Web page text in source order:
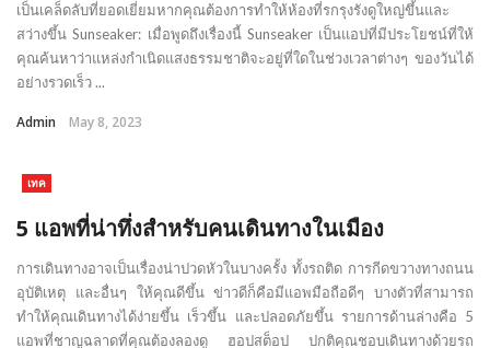
เป็นเคล็ดลับที่ยอดเยี่ยมหากคุณต้องการทำให้ห้องที่รกรุงรังดูใหญ่ขึ้นและ
สว่างขึ้น Sunseaker: เมื่อพูดถึงเรื่องนี้ Sunseaker เป็นแอปที่มีประโยชน์ที่ให้
คุณค้นหาว่าแหล่งกำเนิดแสงธรรมชาติจะอยู่ที่ใดในช่วงเวลาต่างๆ ของวันได้
อย่างรวดเร็ว ...
Admin May 8, 2023
เทค
5 แอพที่น่าทึ่งสำหรับคนเดินทางในเมือง
การเดินทางอาจเป็นเรื่องน่าปวดหัวในบางครั้ง ทั้งรถติด การกีดขวางทางถนน
อุบัติเหตุ และอื่นๆ ให้คุณดีขึ้น ข่าวดีก็คือมีแอพมือถือดีๆ บางตัวที่สามารถ
ทำให้คุณเดินทางได้ง่ายขึ้น เร็วขึ้น และปลอดภัยขึ้น รายการด้านล่างคือ 5
แอพที่ชาญฉลาดที่คุณต้องลองดู ฮอปสต็อป ปกติคุณชอบเดินทางด้วยรถ